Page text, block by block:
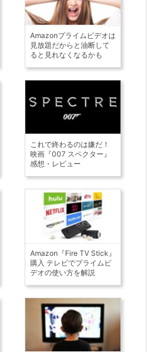
Amazonプライムビデオは
見放題だからと油断して
ると見れなくなるかも
これで終わるのは嫌だ！
映画『007 スペクター』
感想・レビュー
Amazon『Fire TV Stick』
購入 テレビでプライムビ
デオの使い方を解説